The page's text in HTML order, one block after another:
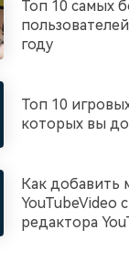
Топ 10 самых
году
Топ 10
которых вы
Как добавить
редактора